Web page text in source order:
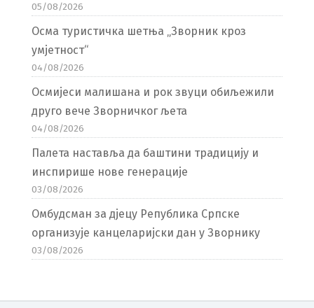
05/08/2026
Осма туристичка шетња „Зворник кроз
умјетност“
04/08/2026
Осмијеси малишана и рок звуци обиљежили
друго вече Зворничког љета
04/08/2026
Палета наставља да баштини традицију и
инспирише нове генерације
03/08/2026
Омбудсман за дјецу Република Српске
организује канцеларијски дан у Зворнику
03/08/2026